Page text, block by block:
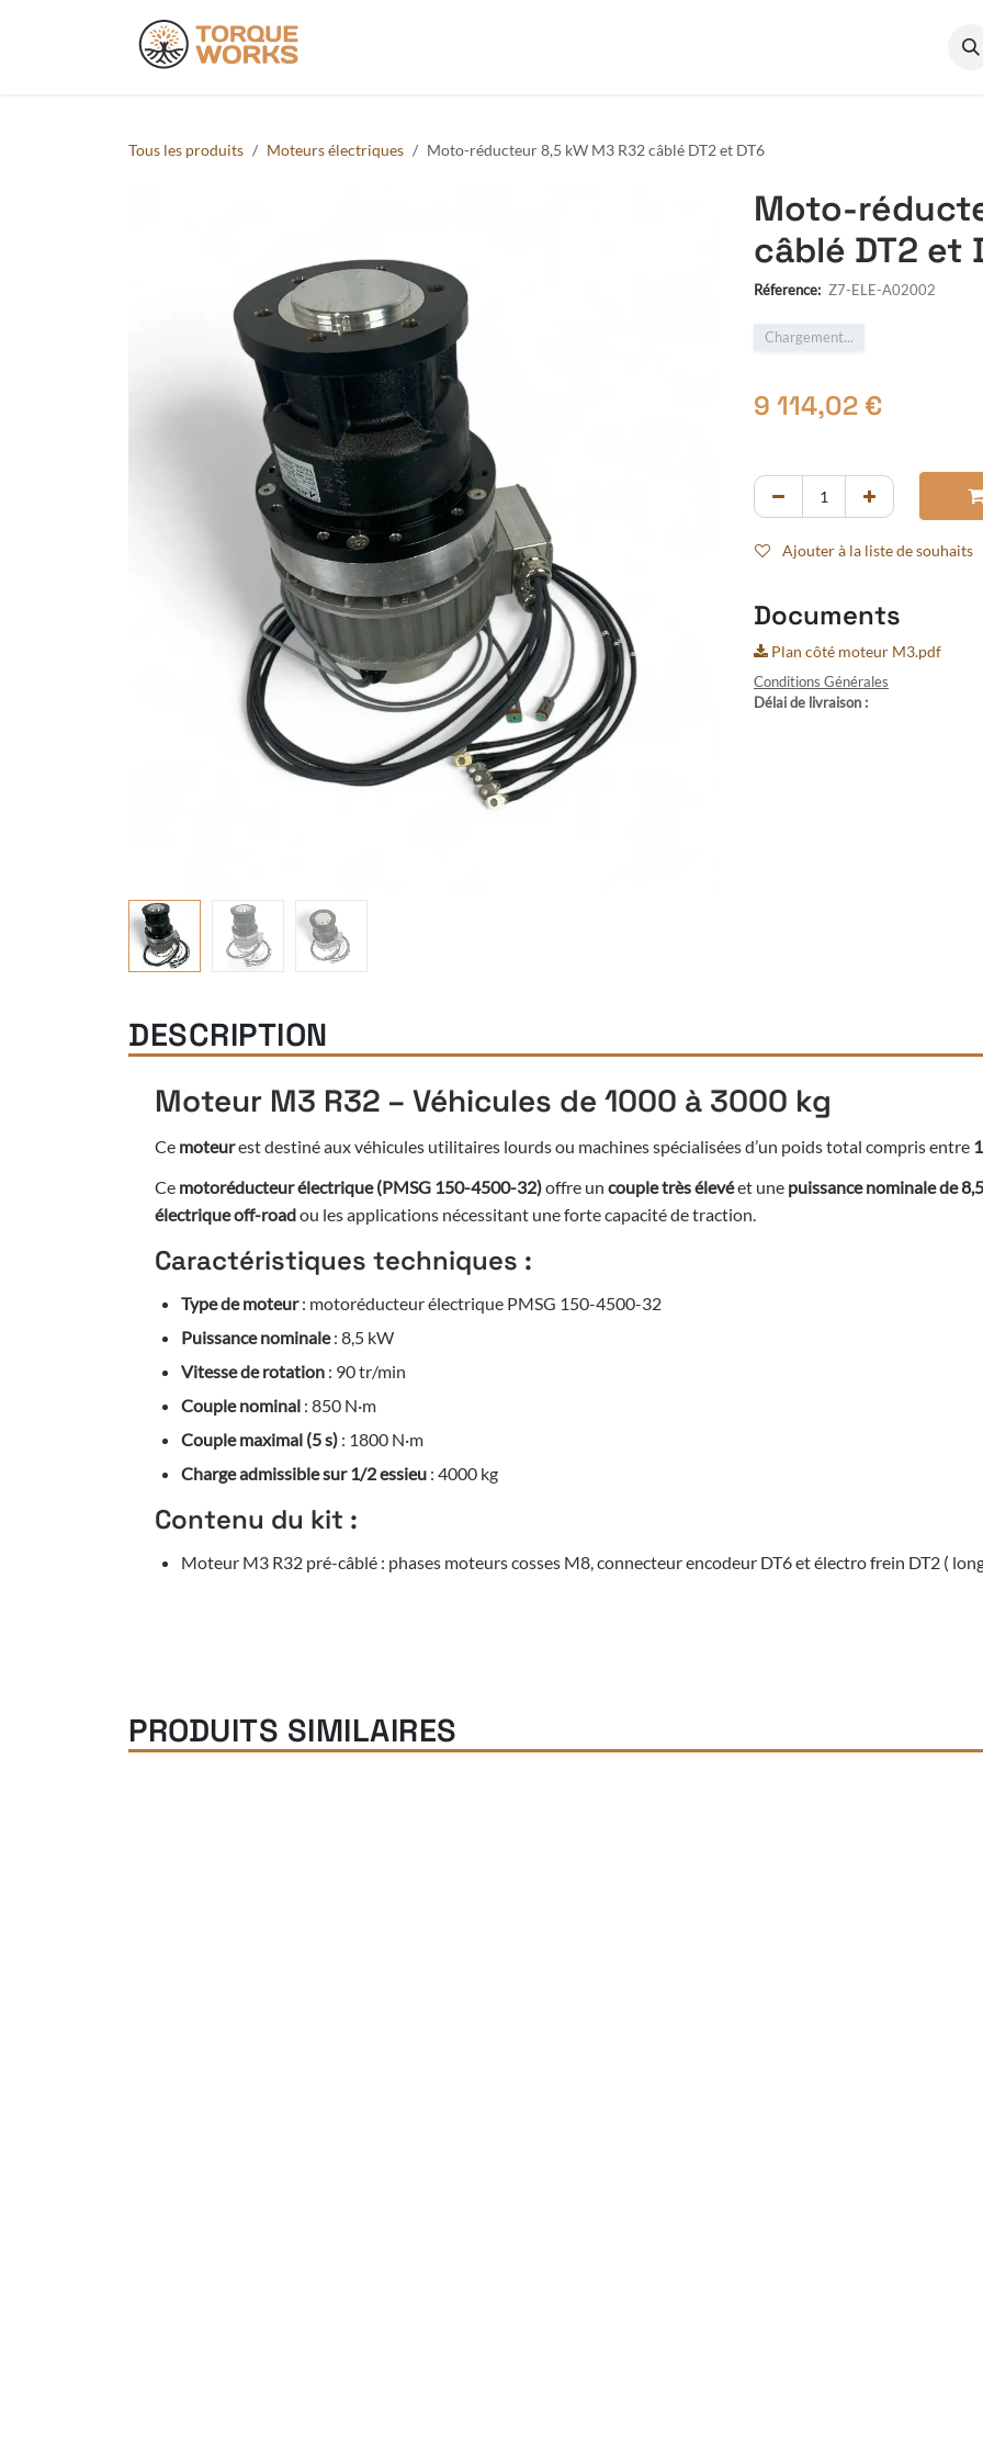
Tous les produits Moteurs électriques Moto-réducteur 8,5 kW M3 R32 câblé DT2 et DT6
Moto-
câblé DT2 et
Réference: Z7-ELE-A02002
Chargement...
9 114,02 €
Ajouter à la liste de souhaits
Documents
Plan côté moteur M3.pdf
Conditions Générales
Délai de livraison :
DESCRIPTION
Moteur M3 R32 – Véhicules de 1000 à 3000 kg
Ce moteurest destiné aux véhicules utilitaires lourds ou machines spécialisées d’un poids total compris entre
Ce motoréducteur électrique (PMSG 150-4500-32)offre un couple très élevéet une puissance nominale de
électrique off-roadou les applications nécessitant une forte capacité de traction.
Caractéristiques techniques :
Type de moteur: motoréducteur électrique PMSG 150-4500-32
Puissance nominale: 8,5 kW
Vitesse de rotation : 90 tr/min
Couple nominal : 850 N·m
Couple maximal (5 s) : 1800 N·m
Charge admissible sur 1/2 essieu : 4000 kg
Contenu du kit :
Moteur M3 R32 pré-câblé : phases moteurs cosses M8, connecteur encodeur DT6 et électro frein DT2 (
PRODUITS SIMILAIRES